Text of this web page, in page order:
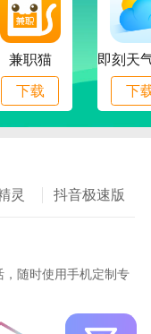
搜热剧，看直播，
力，全面支持当前
弹窗播放、播放
由
索全网资源，一
点播、直播
支持各种音
兼职猫
下载 下
灵 抖音极速版
随时使用手机定制专